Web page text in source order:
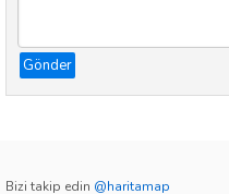
Gönder
Bizi takip edin @haritamap